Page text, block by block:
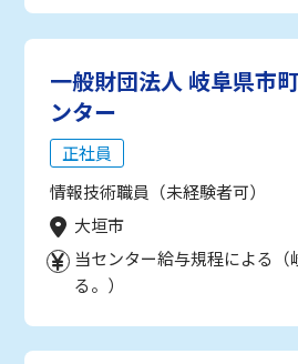
一般財団法人 岐阜県市
ンター
正社員
情報技術職員（未経験者可）
大垣市
当センター給与規程による（
る。）